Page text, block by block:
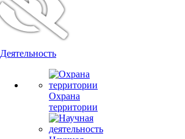
Деятельность
Охрана
территории